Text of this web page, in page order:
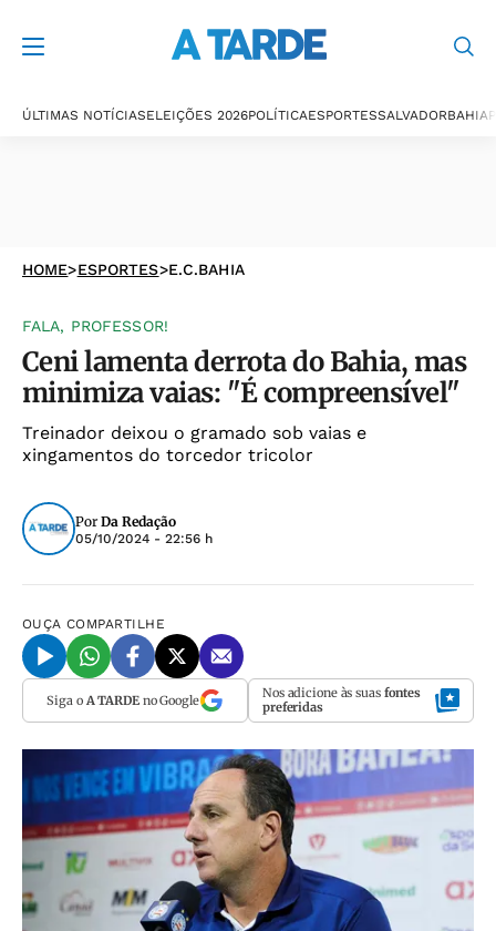
ÚLTIMAS NOTÍCIASELEIÇÕES 2026POLÍTICAESPORTESSALVADORBAHIA
HOME>ESPORTES>E.C.BAHIA
FALA, PROFESSOR!
Ceni lamenta derrota do Bahia, mas
minimiza vaias: "É compreensível"
Treinador deixou o gramado sob vaias e
xingamentos do torcedor tricolor
Por Da Redação
05/10/2024 - 22:56 h
OUÇA COMPARTILHE
Siga o A TARDEno Google Nos adicione às suas fontes
preferidas